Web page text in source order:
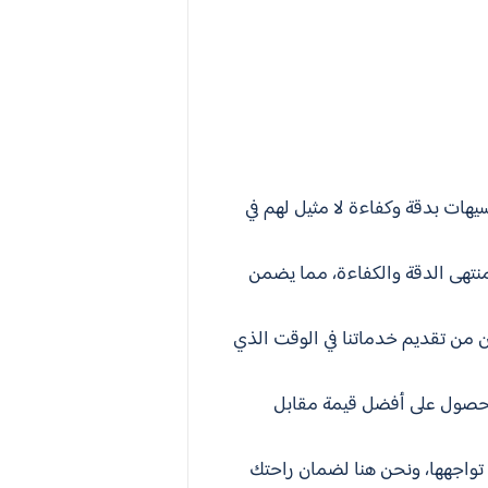
بدقة وكفاءة لا مثيل لهم في
الدقة والكفاءة، مما يضمن
من تقديم خدماتنا في الوقت الذي
على أفضل قيمة مقابل
ونحن هنا لضمان راحتك